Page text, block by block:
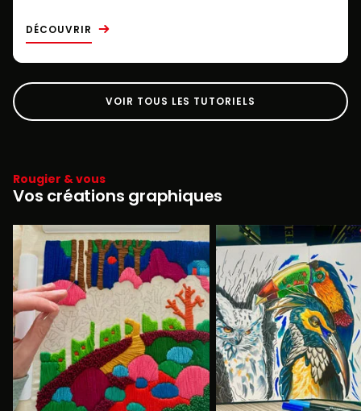
DÉCOUVRIR
VOIR TOUS LES TUTORIELS
Rougier & vous
Vos créations graphiques